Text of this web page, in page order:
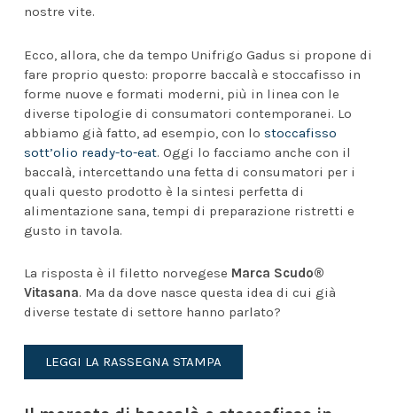
nostre vite.
Ecco, allora, che da tempo Unifrigo Gadus si propone di
fare proprio questo: proporre baccalà e stoccafisso in
forme nuove e formati moderni, più in linea con le
diverse tipologie di consumatori contemporanei. Lo
abbiamo già fatto, ad esempio, con lostoccafisso
sott’olio ready-to-eat. Oggi lo facciamo anche con il
baccalà, intercettando una fetta di consumatori per i
quali questo prodotto è la sintesi perfetta di
alimentazione sana, tempi di preparazione ristretti e
gusto in tavola.
La risposta è il filetto norvegese Marca Scudo®
Vitasana. Ma da dove nasce questa idea di cui già
diverse testate di settore hanno parlato?
LEGGI LA RASSEGNA STAMPA